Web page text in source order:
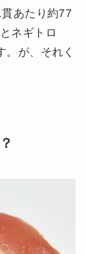
あたり約77
ネギトロ
が、それく